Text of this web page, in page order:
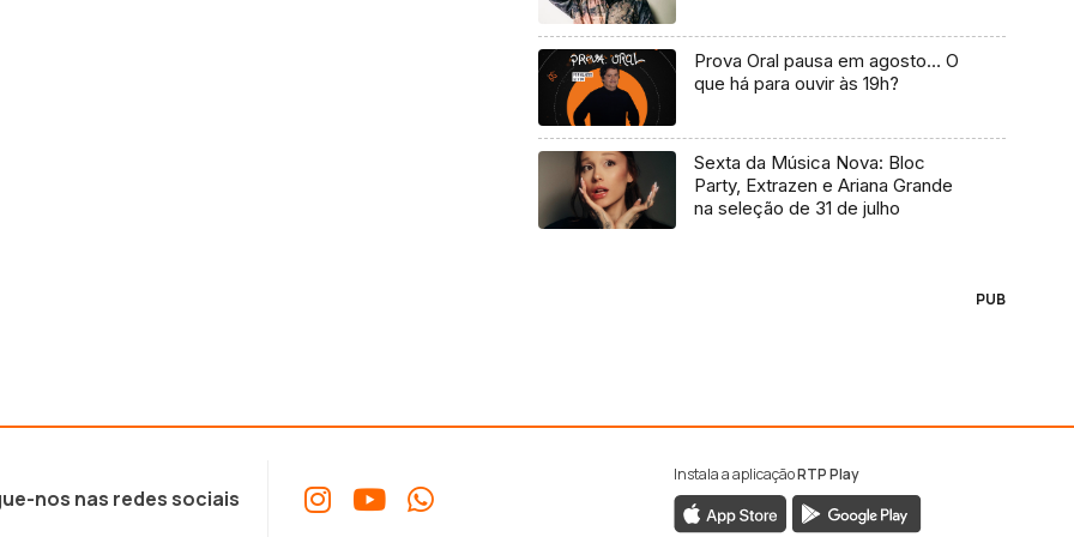
Prova Oral pausa em agosto… O
que há para ouvir às 19h?
Sexta da Música Nova: Bloc
Party, Extrazen e Ariana Grande
na seleção de 31 de julho
PUB
nos nas redes sociais
Instala a aplicaçãoRTP Play